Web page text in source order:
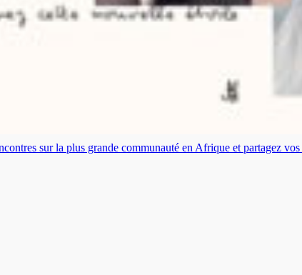
sur la plus grande communauté en Afrique et partagez